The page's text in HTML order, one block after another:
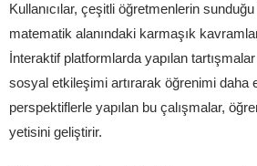
Kullanıcılar, çeşitli öğretmenlerin sunduğu
matematik alanındaki karmaşık
İnteraktif platformlarda yapılan
sosyal etkileşimi artırarak öğrenimi daha
perspektiflerle yapılan bu çalışmalar,
yetisini geliştirir.